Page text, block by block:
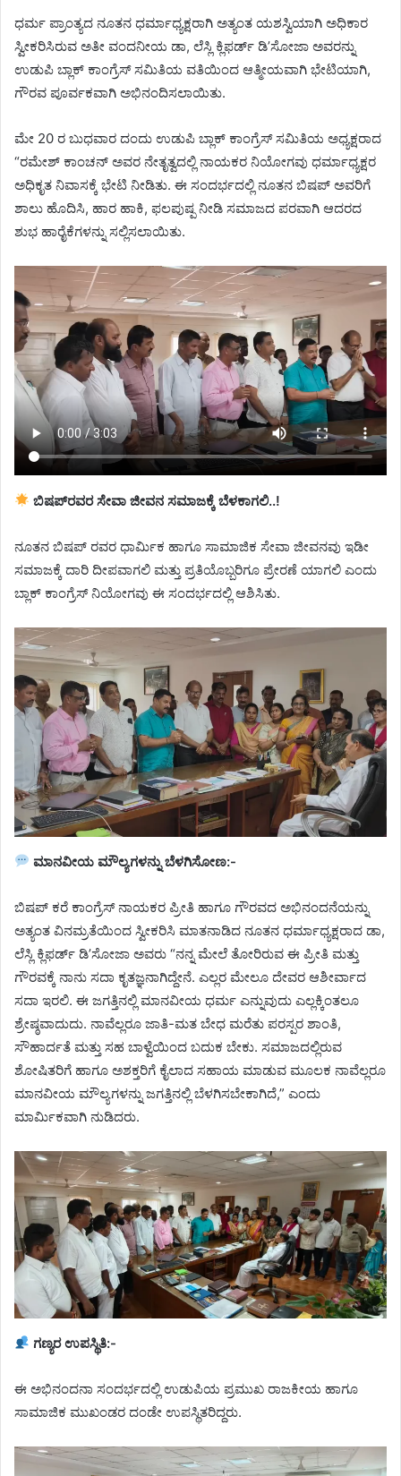
ಧರ್ಮ ಪ್ರಾಂತ್ಯದ ನೂತನ ಧರ್ಮಾಧ್ಯಕ್ಷರಾಗಿ ಅತ್ಯಂತ ಯಶಸ್ವಿಯಾಗಿ ಅಧಿಕಾರ
ಸ್ವೀಕರಿಸಿರುವ ಅತೀ ವಂದನೀಯ ಡಾ, ಲೆಸ್ಲಿ ಕ್ಲಿಫರ್ಡ್ ಡಿ’ಸೋಜಾ ಅವರನ್ನು
ಉಡುಪಿ ಬ್ಲಾಕ್ ಕಾಂಗ್ರೆಸ್ ಸಮಿತಿಯ ವತಿಯಿಂದ ಆತ್ಮೀಯವಾಗಿ ಭೇಟಿಯಾಗಿ,
ಗೌರವ ಪೂರ್ವಕವಾಗಿ ಅಭಿನಂದಿಸಲಾಯಿತು.
ಮೇ 20 ರ ಬುಧವಾರ ದಂದು ಉಡುಪಿ ಬ್ಲಾಕ್ ಕಾಂಗ್ರೆಸ್ ಸಮಿತಿಯ ಅಧ್ಯಕ್ಷರಾದ
“ರಮೇಶ್ ಕಾಂಚನ್ ಅವರ ನೇತೃತ್ವದಲ್ಲಿ ನಾಯಕರ ನಿಯೋಗವು ಧರ್ಮಾಧ್ಯಕ್ಷರ
ಅಧಿಕೃತ ನಿವಾಸಕ್ಕೆ ಭೇಟಿ ನೀಡಿತು. ಈ ಸಂದರ್ಭದಲ್ಲಿ ನೂತನ ಬಿಷಪ್ ಅವರಿಗೆ
ಶಾಲು ಹೊದಿಸಿ, ಹಾರ ಹಾಕಿ, ಫಲಪುಷ್ಪ ನೀಡಿ ಸಮಾಜದ ಪರವಾಗಿ ಆದರದ
ಶುಭ ಹಾರೈಕೆಗಳನ್ನು ಸಲ್ಲಿಸಲಾಯಿತು.
ಬಿಷಪ್‌ರವರ ಸೇವಾ ಜೀವನ ಸಮಾಜಕ್ಕೆ ಬೆಳಕಾಗಲಿ..!
ನೂತನ ಬಿಷಪ್‌ ರವರ ಧಾರ್ಮಿಕ ಹಾಗೂ ಸಾಮಾಜಿಕ ಸೇವಾ ಜೀವನವು ಇಡೀ
ಸಮಾಜಕ್ಕೆ ದಾರಿ ದೀಪವಾಗಲಿ ಮತ್ತು ಪ್ರತಿಯೊಬ್ಬರಿಗೂ ಪ್ರೇರಣೆ ಯಾಗಲಿ ಎಂದು
ಬ್ಲಾಕ್ ಕಾಂಗ್ರೆಸ್ ನಿಯೋಗವು ಈ ಸಂದರ್ಭದಲ್ಲಿ ಆಶಿಸಿತು.
ಮಾನವೀಯ ಮೌಲ್ಯಗಳನ್ನು ಬೆಳಗಿಸೋಣ:-
ಬಿಷಪ್ ಕರೆ ಕಾಂಗ್ರೆಸ್ ನಾಯಕರ ಪ್ರೀತಿ ಹಾಗೂ ಗೌರವದ ಅಭಿನಂದನೆಯನ್ನು
ಅತ್ಯಂತ ವಿನಮ್ರತೆಯಿಂದ ಸ್ವೀಕರಿಸಿ ಮಾತನಾಡಿದ ನೂತನ ಧರ್ಮಾಧ್ಯಕ್ಷರಾದ ಡಾ,
ಲೆಸ್ಲಿ ಕ್ಲಿಫರ್ಡ್ ಡಿ’ಸೋಜಾ ಅವರು “ನನ್ನ ಮೇಲೆ ತೋರಿರುವ ಈ ಪ್ರೀತಿ ಮತ್ತು
ಗೌರವಕ್ಕೆ ನಾನು ಸದಾ ಕೃತಜ್ಞನಾಗಿದ್ದೇನೆ. ಎಲ್ಲರ ಮೇಲೂ ದೇವರ ಆಶೀರ್ವಾದ
ಸದಾ ಇರಲಿ. ಈ ಜಗತ್ತಿನಲ್ಲಿ ಮಾನವೀಯ ಧರ್ಮ ಎನ್ನುವುದು ಎಲ್ಲಕ್ಕಿಂತಲೂ
ಶ್ರೇಷ್ಠವಾದುದು. ನಾವೆಲ್ಲರೂ ಜಾತಿ-ಮತ ಬೇಧ ಮರೆತು ಪರಸ್ಪರ ಶಾಂತಿ,
ಸೌಹಾರ್ದತೆ ಮತ್ತು ಸಹ ಬಾಳ್ವೆಯಿಂದ ಬದುಕ ಬೇಕು. ಸಮಾಜದಲ್ಲಿರುವ
ಶೋಷಿತರಿಗೆ ಹಾಗೂ ಅಶಕ್ತರಿಗೆ ಕೈಲಾದ ಸಹಾಯ ಮಾಡುವ ಮೂಲಕ ನಾವೆಲ್ಲರೂ
ಮಾನವೀಯ ಮೌಲ್ಯಗಳನ್ನು ಜಗತ್ತಿನಲ್ಲಿ ಬೆಳಗಿಸಬೇಕಾಗಿದೆ,” ಎಂದು
ಮಾರ್ಮಿಕವಾಗಿ ನುಡಿದರು.
ಗಣ್ಯರ ಉಪಸ್ಥಿತಿ:-
ಈ ಅಭಿನಂದನಾ ಸಂದರ್ಭದಲ್ಲಿ ಉಡುಪಿಯ ಪ್ರಮುಖ ರಾಜಕೀಯ ಹಾಗೂ
ಸಾಮಾಜಿಕ ಮುಖಂಡರ ದಂಡೇ ಉಪಸ್ಥಿತರಿದ್ದರು.